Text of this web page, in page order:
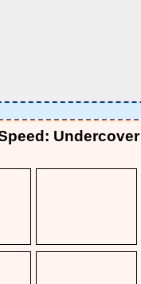
Undercover